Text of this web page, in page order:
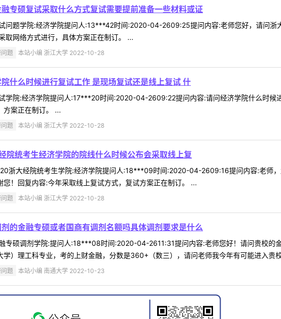
专硕复试采取什么方式复试需要提前准备一些材料或证
问题学院:经济学院提问人:13***42时间:2020-04-2609:25提问内容:老师您好，请问浙
取网络方式进行，具体方案正在制订。 ...
题 本站小编 浙江大学 2022-10-28
什么时候进行复试工作 是现场复试还是线上复试 什
学院:经济学院提问人:17***20时间:2020-04-2609:22提问内容:请问经济学院什么时候
方案正在制订。 ...
题 本站小编 浙江大学 2022-10-28
院统考生经济学院的院线什么时候公布会采取线上复
浙大经院统考生学院:经济学院提问人:18***09时间:2020-04-2609:16提问内容:老师
您！回复内容:今年采取线上复试方式，复试方案正在制订。 ...
题 本站小编 浙江大学 2022-10-28
的金融专硕或者国商有调剂名额吗具体调剂要求是什么
专硕调剂学院:提问人:18***08时间:2020-04-2611:31提问内容:老师您好！请问贵校的
学）理工科专业，考的上财金融，分数是360+（数三），请问老师我今年有可能进入贵
题 本站小编 南通大学 2022-10-23